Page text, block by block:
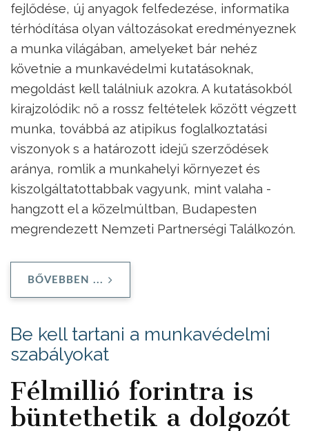
fejlődése, új anyagok felfedezése, informatika
térhódítása olyan változásokat eredményeznek
a munka világában, amelyeket bár nehéz
követnie a munkavédelmi kutatásoknak,
megoldást kell találniuk azokra. A kutatásokból
kirajzolódik: nő a rossz feltételek között végzett
munka, továbbá az atipikus foglalkoztatási
viszonyok s a határozott idejű szerződések
aránya, romlik a munkahelyi környezet és
kiszolgáltatottabbak vagyunk, mint valaha -
hangzott el a közelmúltban, Budapesten
megrendezett Nemzeti Partnerségi Találkozón.
BŐVEBBEN ...
Be kell tartani a munkavédelmi
szabályokat
Félmillió forintra is
büntethetik a dolgozót